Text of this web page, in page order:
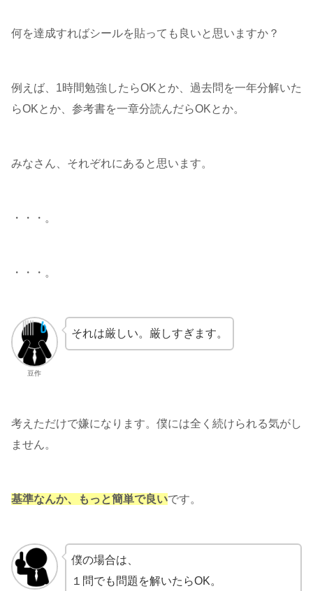
何を達成すればシールを貼っても良いと思いますか？
例えば、1時間勉強したらOKとか、過去問を一年分解いた
らOKとか、参考書を一章分読んだらOKとか。
みなさん、それぞれにあると思います。
・・・。
・・・。
豆作
それは厳しい。厳しすぎます。
考えただけで嫌になります。僕には全く続けられる気がし
ません。
基準なんか、もっと簡単で良いです。
僕の場合は、
１問でも問題を解いたらOK。